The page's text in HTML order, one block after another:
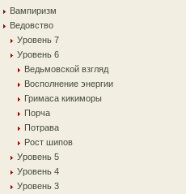
Вампиризм
Ведовство
Уровень 7
Уровень 6
Ведьмовской взгляд
Восполнение энергии
Гримаса кикиморы
Порча
Потрава
Рост шипов
Уровень 5
Уровень 4
Уровень 3